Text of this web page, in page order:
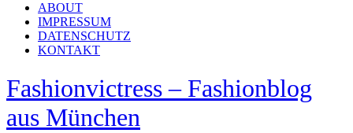
ABOUT
IMPRESSUM
DATENSCHUTZ
KONTAKT
Fashionvictress – Fashionblog
aus München